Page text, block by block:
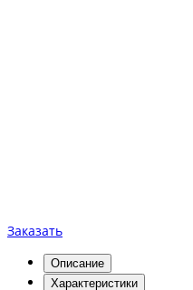
Заказать
Описание
Характеристики